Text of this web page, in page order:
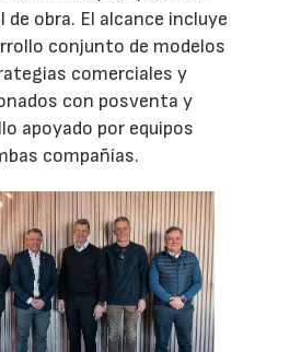
de obra. El alcance incluye
conjunto de modelos
comerciales y
con posventa y
apoyado por equipos
compañías.